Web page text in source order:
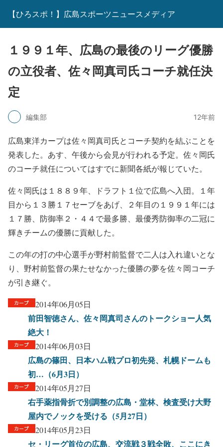
【ひろスポ！】広島スポーツニュースメディア
１９９１年、広島の最後のリーグ優勝
の立役者、佐々岡真司氏コーチ就任決
定
編集部 12年前
広島東洋カープは佐々岡真司氏とコーチ契約を結ぶことを
発表した。あす、午後から会見が行われる予定。佐々岡氏
のコーチ就任についてはすでに新聞各紙が報じていた。
佐々岡氏は１８８９年、ドラフト１位で広島へ入団。１年
目から１３勝１７セーブをあげ、２年目の１９９１年には
１７勝、防御率２・４４で最多勝、最優秀防御率の二冠に
輝きチームの優勝に貢献した。
この年の打の中心選手が野村前監督で二人は入れ違いとな
り、野村前監督の果たせなかった優勝の夢を佐々岡コーチ
が引き継ぐ。
2014年06月05日
前田智徳さん、佐々岡真司さんのトークショー人気
絶大！
2014年06月03日
広島の篠田、日本ハム戦プロ初先発、札幌ドームも
初…（6月3日）
2014年05月27日
右手薬指骨折で別調整の広島・堂林、検査受け大野
屋内でノックを受ける（5月27日）
2014年05月23日
セ・リーグ首位の広島、交流戦３戦全敗、ここにき